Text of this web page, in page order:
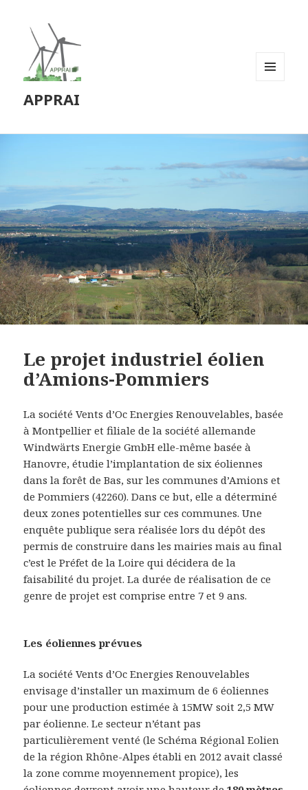
APPRAI
Le projet industriel éolien
d’Amions-Pommiers
La société Vents d’Oc Energies Renouvelables, basée
à Montpellier et filiale de la société allemande
Windwärts Energie GmbH elle-même basée à
Hanovre, étudie l’implantation de six éoliennes
dans la forêt de Bas, sur les communes d’Amions et
de Pommiers (42260). Dans ce but, elle a déterminé
deux zones potentielles sur ces communes. Une
enquête publique sera réalisée lors du dépôt des
permis de construire dans les mairies mais au final
c’est le Préfet de la Loire qui décidera de la
faisabilité du projet. La durée de réalisation de ce
genre de projet est comprise entre 7 et 9 ans.
Les éoliennes prévues
La société Vents d’Oc Energies Renouvelables
envisage d’installer un maximum de 6 éoliennes
pour une production estimée à 15MW soit 2,5 MW
par éolienne. Le secteur n’étant pas
particulièrement venté (le Schéma Régional Eolien
de la région Rhône-Alpes établi en 2012 avait classé
la zone comme moyennement propice), les